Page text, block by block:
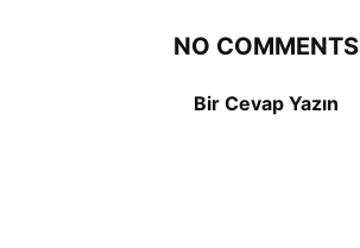
NO COMMENTS
Bir Cevap Yazın